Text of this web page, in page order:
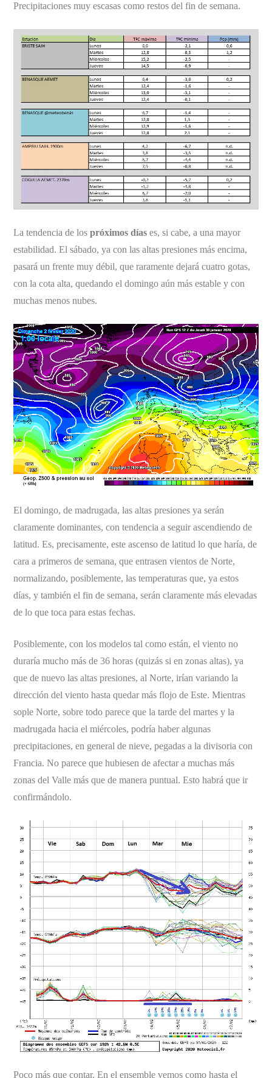
Precipitaciones muy escasas como restos del fin de semana.
La tendencia de lospróximos días es, si cabe, a una mayor
estabilidad. El sábado, ya con las altas presiones más encima,
pasará un frente muy débil, que raramente dejará cuatro gotas,
con la cota alta, quedando el domingo aún más estable y con
muchas menos nubes.
El domingo, de madrugada, las altas presiones ya serán
claramente dominantes, con tendencia a seguir ascendiendo de
latitud. Es, precisamente, este ascenso de latitud lo que haría, de
cara a primeros de semana, que entrasen vientos de Norte,
normalizando, posiblemente, las temperaturas que, ya estos
días, y también el fin de semana, serán claramente más elevadas
de lo que toca para estas fechas.
Posiblemente, con los modelos tal como están, el viento no
duraría mucho más de 36 horas (quizás si en zonas altas), ya
que de nuevo las altas presiones, al Norte, irían variando la
dirección del viento hasta quedar más flojo de Este. Mientras
sople Norte, sobre todo parece que la tarde del martes y la
madrugada hacia el miércoles, podría haber algunas
precipitaciones, en general de nieve, pegadas a la divisoria con
Francia. No parece que hubiesen de afectar a muchas más
zonas del Valle más que de manera puntual. Esto habrá que ir
confirmándolo.
Poco más que contar. En el ensemble vemos como hasta el